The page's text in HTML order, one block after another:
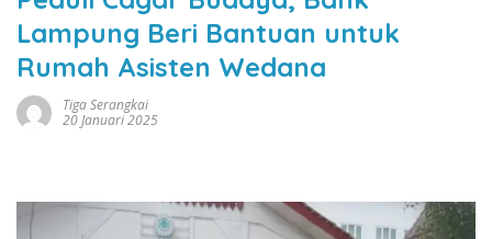
Lampung Beri Bantuan untuk
Rumah Asisten Wedana
Tiga Serangkai
20 Januari 2025